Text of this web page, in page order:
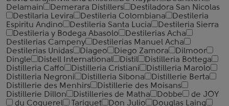
Delamain
Demerara Distillers
Destiladora San Nicolas
Destilaria Levira
Destileria Colombiana
Destileria
Espiritu Andino
Destileria Santa Lucia
Destileria Sierra
Destileria y Bodega Abasolo
Destilerias Acha
Destilerias Campeny
Destilerias Manuel Acha
Destilerias Unidas
Diageo Diego Zamora
Dilmoor
Dingle
Distell International Distil
Distilleria Bottega
Distilleria Caffo
Distilleria Cristiani
Distilleria Marolo
Distilleria Negroni
Distilleria Sibona
Distillerie Berta
Distillerie des Menhirs
Distillerie des Moisans
Distillerie Dillon
Distilleries de Matha Dobbe
de JOY
du Coquerel
Tariquet Don Julio
Douglas Laing